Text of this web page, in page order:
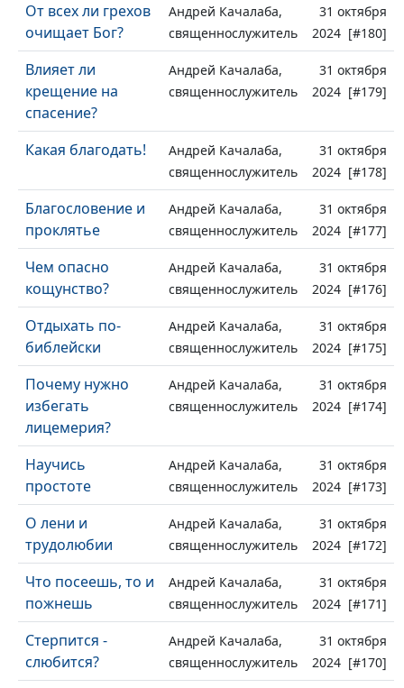
От всех ли грехов
очищает Бог?
Андрей Качалаба,
священнослужитель
31 октября
2024 [#180]
Влияет ли
крещение на
спасение?
Андрей Качалаба,
священнослужитель
31 октября
2024 [#179]
Какая благодать!
Андрей Качалаба,
священнослужитель
31 октября
2024 [#178]
Благословение и
проклятье
Андрей Качалаба,
священнослужитель
31 октября
2024 [#177]
Чем опасно
кощунство?
Андрей Качалаба,
священнослужитель
31 октября
2024 [#176]
Отдыхать по-
библейски
Андрей Качалаба,
священнослужитель
31 октября
2024 [#175]
Почему нужно
избегать
лицемерия?
Андрей Качалаба,
священнослужитель
31 октября
2024 [#174]
Научись
простоте
Андрей Качалаба,
священнослужитель
31 октября
2024 [#173]
О лени и
трудолюбии
Андрей Качалаба,
священнослужитель
31 октября
2024 [#172]
Что посеешь, то и
пожнешь
Андрей Качалаба,
священнослужитель
31 октября
2024 [#171]
Стерпится -
слюбится?
Андрей Качалаба,
священнослужитель
31 октября
2024 [#170]